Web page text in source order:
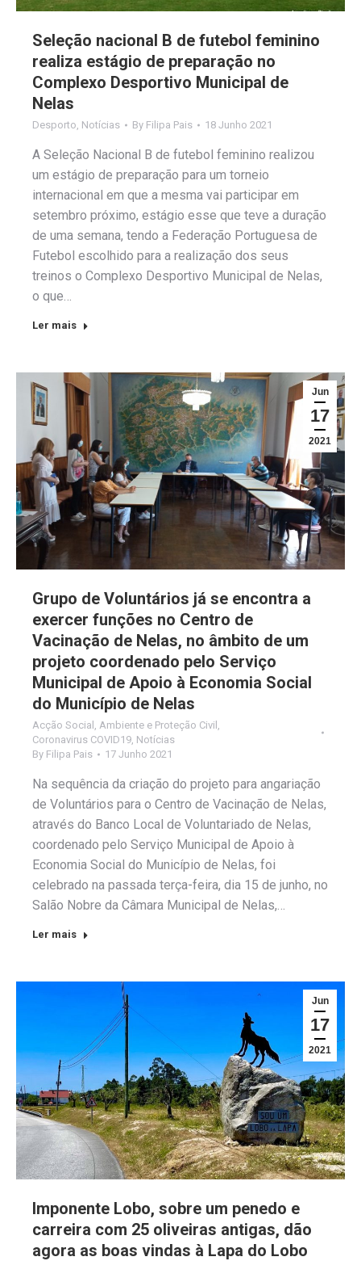
Seleção nacional B de futebol feminino
realiza estágio de preparação no
Complexo Desportivo Municipal de
Nelas
Desporto Notícias By Filipa Pais 18 Junho 2021
A Seleção Nacional B de futebol feminino realizou
um estágio de preparação para um torneio
internacional em que a mesma vai participar em
setembro próximo, estágio esse que teve a duração
de uma semana, tendo a Federação Portuguesa de
Futebol escolhido para a realização dos seus
treinos o Complexo Desportivo Municipal de Nelas,
o que…
Ler mais
Jun
17
2021
Grupo de Voluntários já se encontra a
exercer funções no Centro de
Vacinação de Nelas, no âmbito de um
projeto coordenado pelo Serviço
Municipal de Apoio à Economia Social
do Município de Nelas
Acção Social , Ambiente e Proteção Civil ,
Coronavirus COVID19, Notícias
By Filipa Pais 17 Junho 2021
Na sequência da criação do projeto para angariação
de Voluntários para o Centro de Vacinação de Nelas,
através do Banco Local de Voluntariado de Nelas,
coordenado pelo Serviço Municipal de Apoio à
Economia Social do Município de Nelas, foi
celebrado na passada terça-feira, dia 15 de junho, no
Salão Nobre da Câmara Municipal de Nelas,…
Ler mais
Jun
17
2021
Imponente Lobo, sobre um penedo e
carreira com 25 oliveiras antigas, dão
agora as boas vindas à Lapa do Lobo